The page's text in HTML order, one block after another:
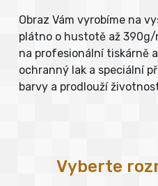
Obraz Vám vyrobíme na
plátno o hustotě až 390g/
na profesionální tiskárně
ochranný lak a speciální
barvy a prodlouží
Vyberte